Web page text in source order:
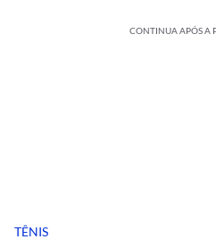
CONTINUA APÓS A
TÊNIS